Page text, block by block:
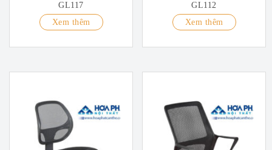
GL117
Xem thêm
GL112
Xem thêm